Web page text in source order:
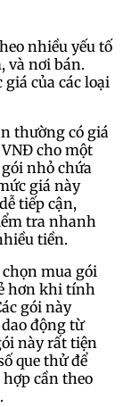
nhiều yếu tố
và nơi bán.
của các loại
thường có giá
cho một
nhỏ chứa
giá này
tiếp cận,
tra nhanh
tiền.
mua gói
hơn khi tính
gói này
động từ
này rất tiện
que thử để
cần theo